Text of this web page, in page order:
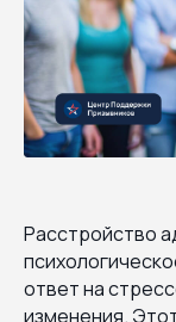
Расстройство
ответ на
изменения.